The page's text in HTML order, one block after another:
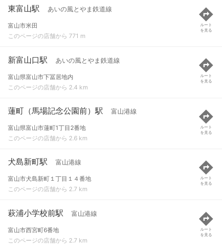
東富山駅 あいの風とやま鉄道線
富山市米田
このページの店舗から 771 m
ルート
を見る
新富山口駅 あいの風とやま鉄道線
富山県富山市下冨居地内
このページの店舗から 2.4 km
ルート
を見る
蓮町（馬場記念公園前）駅 富山港線
富山県富山市蓮町1丁目2番地
このページの店舗から 2.6 km
ルート
を見る
犬島新町駅 富山港線
富山市犬島新町１丁目１４番地
このページの店舗から 2.7 km
ルート
を見る
萩浦小学校前駅 富山港線
富山市西宮町6番地
このページの店舗から 2.7 km
ルート
を見る